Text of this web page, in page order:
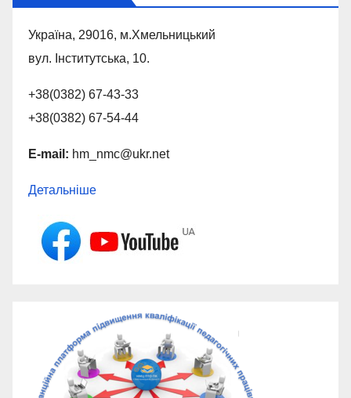
Україна, 29016, м.Хмельницький
вул. Інститутська, 10.
+38(0382) 67-43-33
+38(0382) 67-54-44
E-mail: hm_nmc@ukr.net
Детальніше